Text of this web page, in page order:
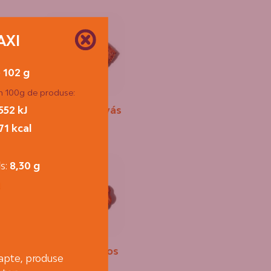
Magvas-szilvás
Mézes-mákos
102 g
100g de produse:
kJ
kcal
8,30 g
produse